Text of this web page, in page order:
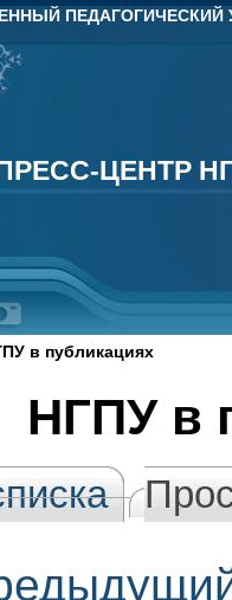
ПЕДАГОГИЧЕСКИЙ
ЦЕНТР
ЦЕНТР
в публикациях
НГПУ в